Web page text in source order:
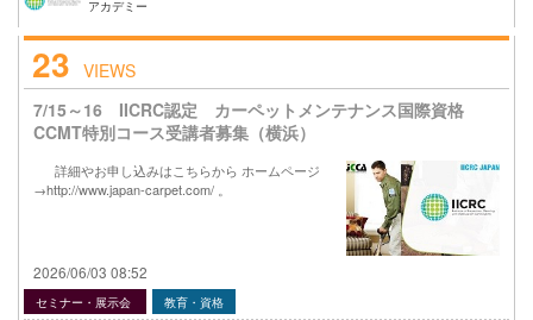
アカデミー
23 VIEWS
7/15～16 IICRC認定 カーペットメンテナンス国際資格
CCMT特別コース受講者募集（横浜）
詳細やお申し込みはこちらから ホームページ
→http://www.japan-carpet.com/ 。
2026/06/03 08:52
セミナー・展示会 教育・資格